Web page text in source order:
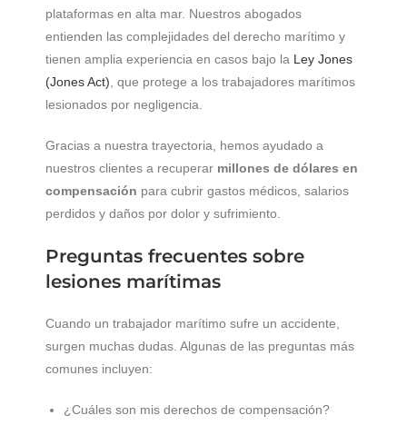
plataformas en alta mar. Nuestros abogados
entienden las complejidades del derecho marítimo y
tienen amplia experiencia en casos bajo la Ley Jones
(Jones Act) , que protege a los trabajadores marítimos
lesionados por negligencia.
Gracias a nuestra trayectoria, hemos ayudado a
nuestros clientes a recuperar millones de dólares en
compensación para cubrir gastos médicos, salarios
perdidos y daños por dolor y sufrimiento.
Preguntas frecuentes sobre
lesiones marítimas
Cuando un trabajador marítimo sufre un accidente,
surgen muchas dudas. Algunas de las preguntas más
comunes incluyen:
¿Cuáles son mis derechos de compensación?